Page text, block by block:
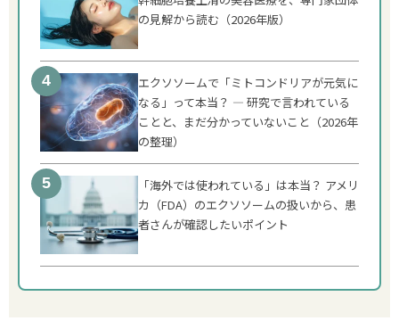
の見解から読む（2026年版）
エクソソームで「ミトコンドリアが元気に
なる」って本当？ ― 研究で言われている
ことと、まだ分かっていないこと（2026年
の整理）
「海外では使われている」は本当？ アメリ
カ（FDA）のエクソソームの扱いから、患
者さんが確認したいポイント